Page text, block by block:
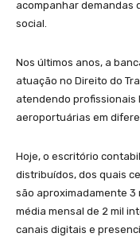
acompanhar demandas
social.
Nos últimos anos, a
atuação no Direito do
atendendo profissionais
aeroportuárias em
Hoje, o escritório
distribuídos, dos quais
são aproximadamente 3
média mensal de 2 mil
canais digitais e